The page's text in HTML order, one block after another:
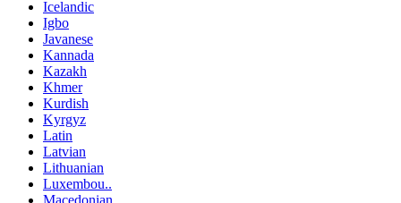
Icelandic
Igbo
Javanese
Kannada
Kazakh
Khmer
Kurdish
Kyrgyz
Latin
Latvian
Lithuanian
Luxembou..